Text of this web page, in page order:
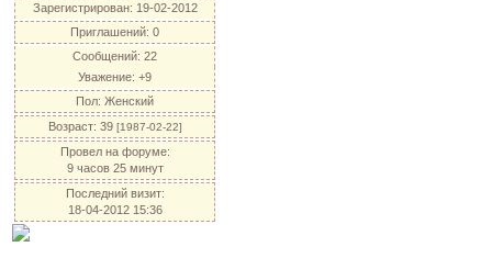
Зарегистрирован: 19-02-2012
Приглашений: 0
Сообщений: 22
Уважение: +9
Пол: Женский
Возраст: 39 [1987-02-22]
Провел на форуме:
9 часов 25 минут
Последний визит:
18-04-2012 15:36